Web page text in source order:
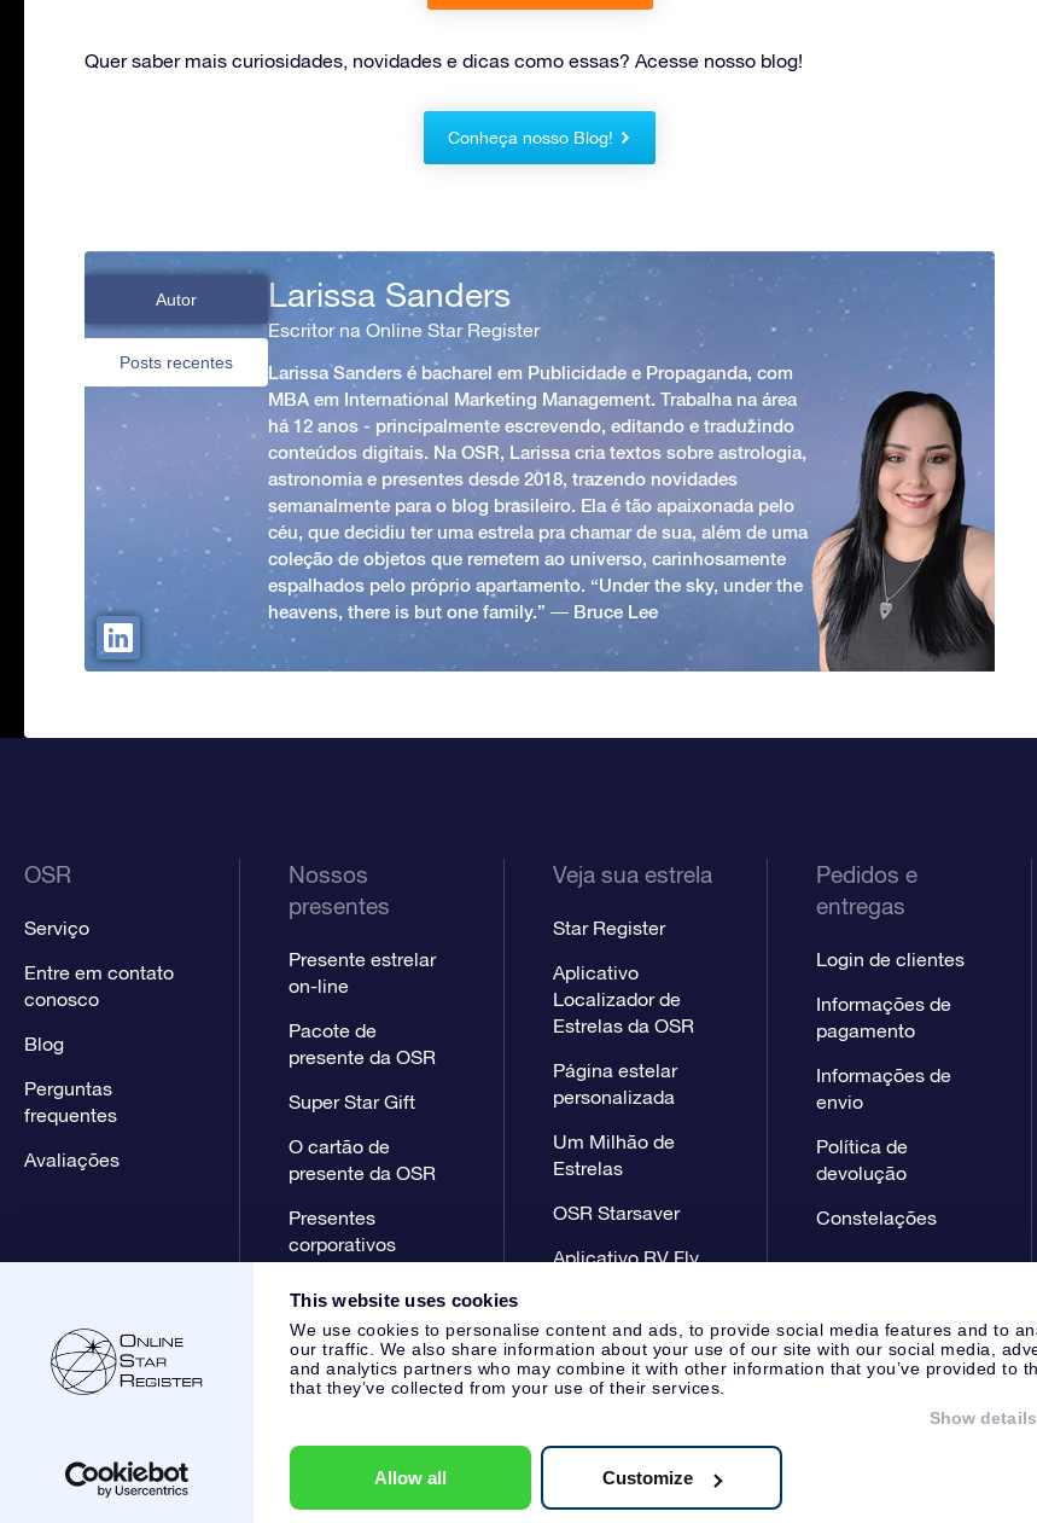
This website uses cookies
We use cookies to personalise content and ads, to provide social media features and to
our traffic. We also share information about your use of our site with our social media,
and analytics partners who may combine it with other information that you’ve provided to
that they’ve collected from your use of their services.
Show details
Allow all Customize
Quer saber mais curiosidades, novidades e dicas como essas? Acesse nosso blog!
Conheça nosso Blog!
Autor
Posts recentes
Larissa Sanders
Escritor na Online Star Register
Larissa Sanders é bacharel em Publicidade e Propaganda, com
MBA em International Marketing Management. Trabalha na área
há 12 anos - principalmente escrevendo, editando e traduzindo
conteúdos digitais. Na OSR, Larissa cria textos sobre astrologia,
astronomia e presentes desde 2018, trazendo novidades
semanalmente para o blog brasileiro. Ela é tão apaixonada pelo
céu, que decidiu ter uma estrela pra chamar de sua, além de uma
coleção de objetos que remetem ao universo, carinhosamente
espalhados pelo próprio apartamento. “Under the sky, under the
heavens, there is but one family.” ― Bruce Lee
OSR
Serviço
Entre em contato
conosco
Blog
Perguntas
frequentes
Avaliações
Nossos
presentes
Presente estrelar
on-line
Pacote de
presente da OSR
Super Star Gift
O cartão de
presente da OSR
Presentes
corporativos
Veja sua estrela
Star Register
Aplicativo
Localizador de
Estrelas da OSR
Página estelar
personalizada
Um Milhão de
Estrelas
OSR Starsaver
Aplicativo RV Fly
Pedidos e
entregas
Login de clientes
Informações de
pagamento
Informações de
envio
Política de
devolução
Constelações
Atendimento ao cliente:
KVK: 60333553, VAT: NL 8538.62.722B01
Página de imprensa